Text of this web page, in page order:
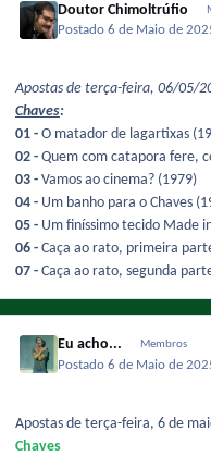
Doutor Chimoltrúfio
Postado6 de Maio de
Apostas de terça-feira, 06/05/
Chaves:
01 - O matador de lagartixas
02 - Quem com catapora fere,
03 - Vamos ao cinema? (1979)
04 - Um banho para o Chaves
05 - Um finíssimo tecido Made
06 - Caça ao rato, primeira
07 - Caça ao rato, segunda
Eu acho... Membros
Postado6 de Maio de
Apostas de terça-feira, 6 de
Chaves